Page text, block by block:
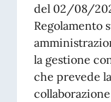
del 02/08/
Regolamento
la gestione
che prevede